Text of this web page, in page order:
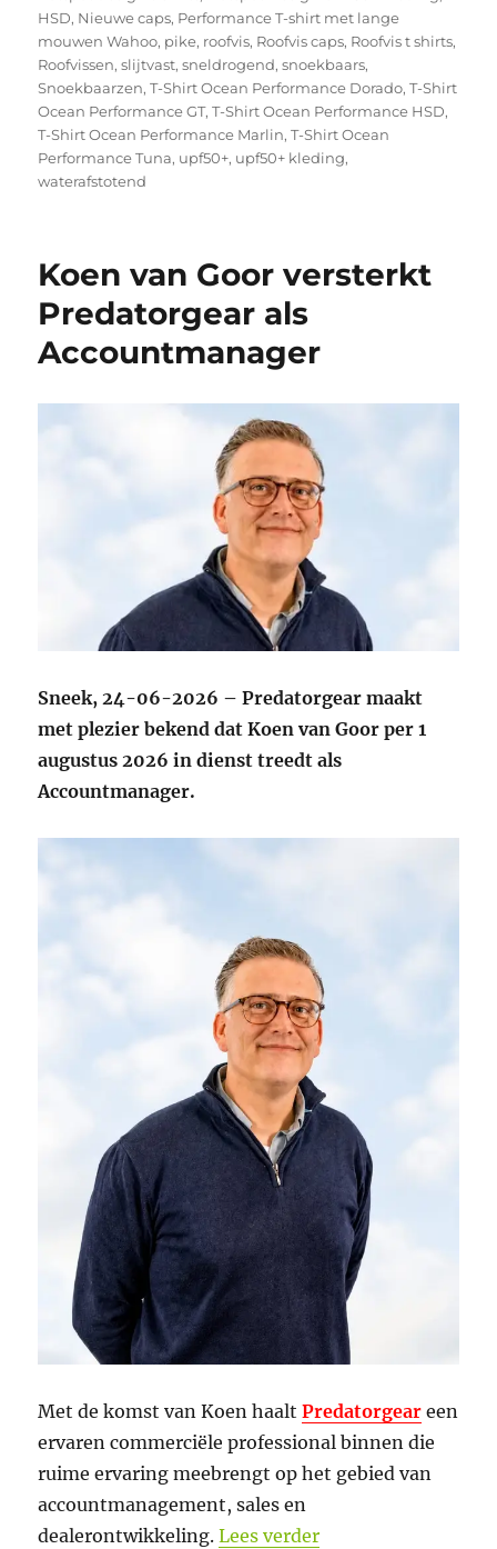
HSD, Nieuwe caps, Performance T-shirt met lange
mouwen Wahoo, pike, roofvis, Roofvis caps, Roofvis t shirts,
Roofvissen,slijtvast,sneldrogend,snoekbaars,
Snoekbaarzen,T-Shirt Ocean Performance Dorado,T-Shirt
Ocean Performance GT,T-Shirt Ocean Performance HSD,
T-Shirt Ocean Performance Marlin,T-Shirt Ocean
Performance Tuna, upf50+, upf50+ kleding,
waterafstotend
Koen van Goor versterkt
Predatorgear als
Accountmanager
Sneek, 24-06-2026 – Predatorgear maakt
met plezier bekend dat Koen van Goor per 1
augustus 2026 in dienst treedt als
Accountmanager.
Met de komst van Koen haaltPredatorgear een
ervaren commerciële professional binnen die
ruime ervaring meebrengt op het gebied van
accountmanagement, sales en
dealerontwikkeling.Lees verder“Koen van Goor